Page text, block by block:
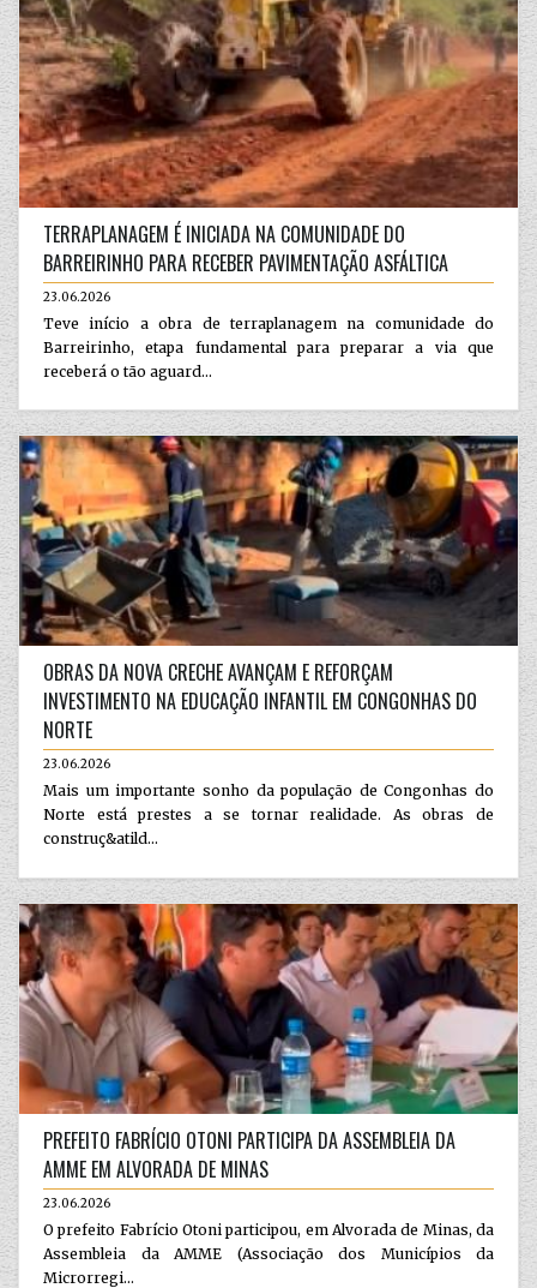
TERRAPLANAGEM É INICIADA NA COMUNIDADE DO
BARREIRINHO PARA RECEBER PAVIMENTAÇÃO ASFÁLTICA
23.06.2026
Teve início a obra de terraplanagem na comunidade do
Barreirinho, etapa fundamental para preparar a via que
receberá o tão aguard...
OBRAS DA NOVA CRECHE AVANÇAM E REFORÇAM
INVESTIMENTO NA EDUCAÇÃO INFANTIL EM CONGONHAS DO
NORTE
23.06.2026
Mais um importante sonho da população de Congonhas do
Norte está prestes a se tornar realidade. As obras de
construç&atild...
PREFEITO FABRÍCIO OTONI PARTICIPA DA ASSEMBLEIA DA
AMME EM ALVORADA DE MINAS
23.06.2026
O prefeito Fabrício Otoni participou, em Alvorada de Minas, da
Assembleia da AMME (Associação dos Municípios da
Microrregi...